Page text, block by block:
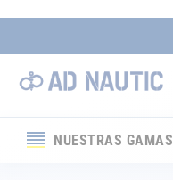
NUESTRAS GAMAS